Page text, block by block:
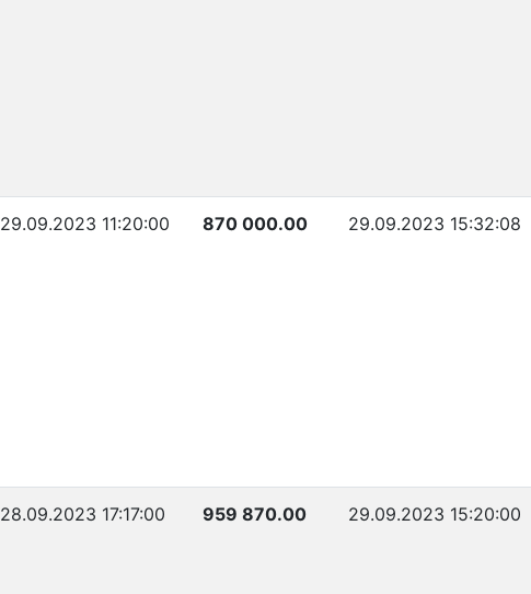
29.09.2023 11:20:00 870 000.00 29.09.2023 15:32:08
28.09.2023 17:17:00 959 870.00 29.09.2023 15:20:00